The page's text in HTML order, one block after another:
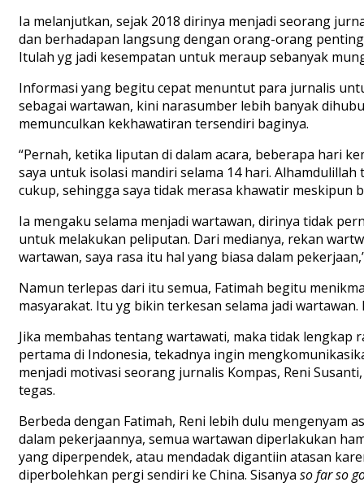
Ia melanjutkan, sejak 2018 dirinya menjadi seorang
dan berhadapan langsung dengan orang-orang
Itulah yg jadi kesempatan untuk meraup sebanyak
Informasi yang begitu cepat menuntut para jurnalis
sebagai wartawan, kini narasumber lebih banyak
memunculkan kekhawatiran tersendiri baginya.
“Pernah, ketika liputan di dalam acara, beberapa hari
saya untuk isolasi mandiri selama 14 hari.
cukup, sehingga saya tidak merasa khawatir meskipun
Ia mengaku selama menjadi wartawan, dirinya tidak
untuk melakukan peliputan. Dari medianya, rekan
wartawan, saya rasa itu hal yang biasa dalam
Namun terlepas dari itu semua, Fatimah begitu
masyarakat. Itu yg bikin terkesan selama jadi
Jika membahas tentang wartawati, maka tidak lengkap
pertama di Indonesia, tekadnya ingin
menjadi motivasi seorang jurnalis Kompas, Reni
tegas.
Berbeda dengan Fatimah, Reni lebih dulu mengenyam
dalam pekerjaannya, semua wartawan diperlakukan
yang diperpendek, atau mendadak digantiin atasan
diperbolehkan pergi sendiri ke China. Sisanya so far so